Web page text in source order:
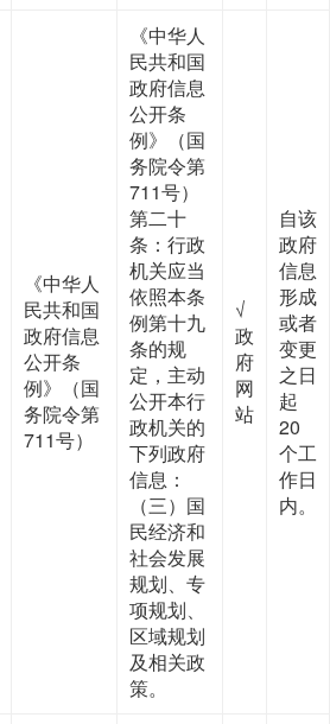
《中华人
民共和国
政府信息
公开条
例》（国
务院令第
711号）
《中华人
民共和国
政府信息
公开条
例》（国
务院令第
711号）
第二十
条：行政
机关应当
依照本条
例第十九
条的规
定，主动
公开本行
政机关的
下列政府
信息：
（三）国
民经济和
社会发展
规划、专
项规划、
区域规划
及相关政
策。
√
政
府
网
站
自该
政府
信息
形成
或者
变更
之日
起
20
个工
作日
内。